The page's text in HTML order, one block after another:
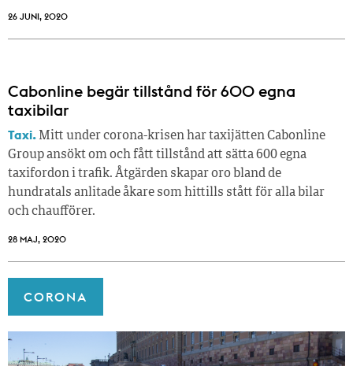
26 JUNI, 2020
Cabonline begär tillstånd för 600 egna
taxibilar
Taxi. Mitt under corona-krisen har taxijätten Cabonline
Group ansökt om och fått tillstånd att sätta 600 egna
taxifordon i trafik. Åtgärden skapar oro bland de
hundratals anlitade åkare som hittills stått för alla bilar
och chaufförer.
28 MAJ, 2020
CORONA